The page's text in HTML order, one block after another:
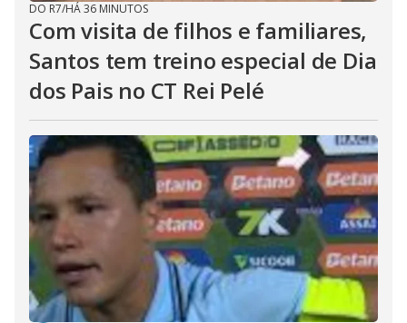
DO R7/HÁ 36 MINUTOS
Com visita de filhos e familiares,
Santos tem treino especial de Dia
dos Pais no CT Rei Pelé